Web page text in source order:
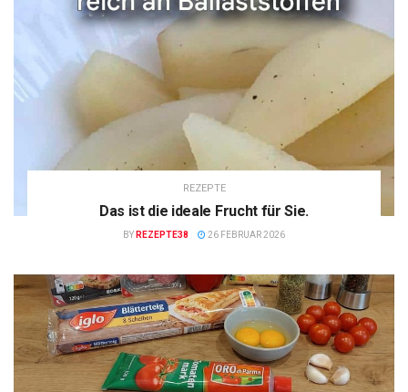
REZEPTE
Das ist die ideale Frucht für Sie.
BY REZEPTE38 26 FEBRUAR 2026